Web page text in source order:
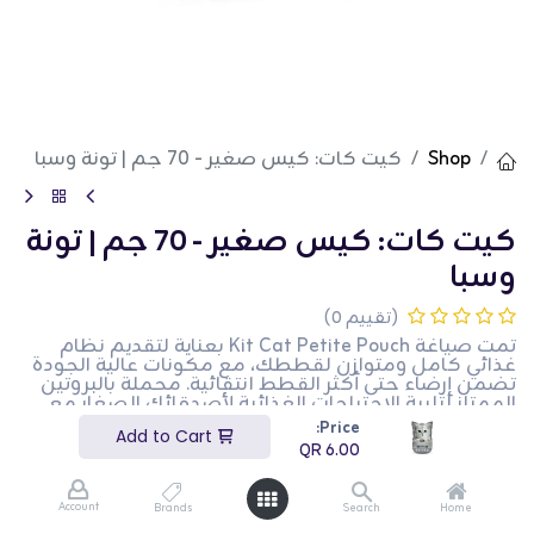
Price:
6.00
Home
Search
Brands
Account
Shop كيت كات: كيس صغير - 70 جم | تونة وسبا
كيت كات: كيس صغير - 70 جم | تونة
وسبا
(تقييم 0)
تمت صياغة Kit Cat Petite Pouch بعناية لتقديم نظام
غذائي كامل ومتوازن لقططك، مع مكونات عالية الجودة
تضمن إرضاء حتى أكثر القطط انتقائية. محملة بالبروتين
الممتاز لتلبية الاحتياجات الغذائية لأصدقائك الصغار مع
تعزيز صحتهم العامة من خلال الفيتامينات والمعادن،
نتطلع إلى تجربة مجزية مع هذا الاختيار.
6.00
QR